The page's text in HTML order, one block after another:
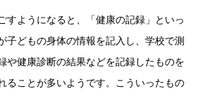
すようになると、「健康の記録」といっ
子どもの身体の情報を記入し、学校で測
や健康診断の結果などを記録したものを
ることが多いようです。こういったもの